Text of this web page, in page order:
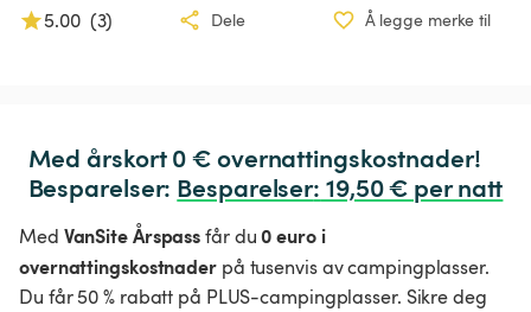
5.00 (3) Dele Å legge merke til
Med årskort 0 € overnattingskostnader!
Besparelser: Besparelser: 19,50 € per natt
Med VanSite Årspassfår du0 euro i
overnattingskostnaderpå tusenvis av campingplasser.
Du får 50 % rabatt på PLUS-campingplasser. Sikre deg